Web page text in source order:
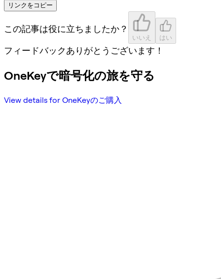
リンクをコピー
この記事は役に立ちましたか？
いいえ はい
フィードバックありがとうございます！
OneKeyで暗号化の旅を守る
View details for OneKeyのご購入